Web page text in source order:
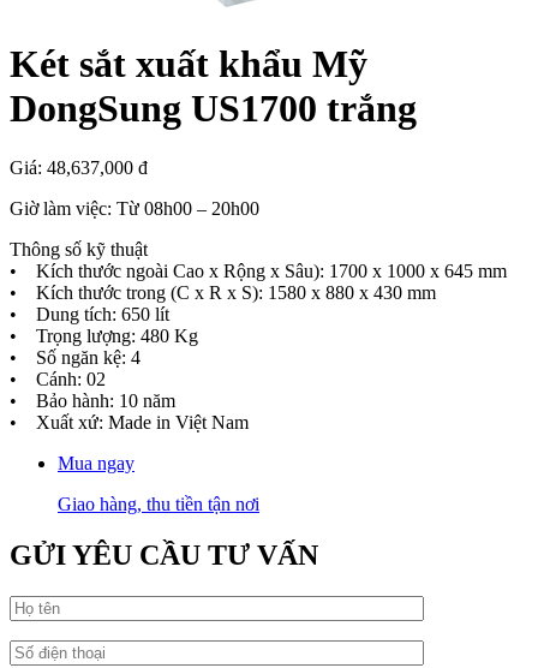
Két sắt xuất khẩu Mỹ
DongSung US1700 trắng
Giá: 48,637,000 đ
Giờ làm việc: Từ 08h00 – 20h00
Thông số kỹ thuật
• Kích thước ngoài Cao x Rộng x Sâu): 1700 x 1000 x 645 mm
• Kích thước trong (C x R x S): 1580 x 880 x 430 mm
• Dung tích: 650 lít
• Trọng lượng: 480 Kg
• Số ngăn kệ: 4
• Cánh: 02
• Bảo hành: 10 năm
• Xuất xứ: Made in Việt Nam
Mua ngay
Giao hàng, thu tiền tận nơi
GỬI YÊU CẦU TƯ VẤN